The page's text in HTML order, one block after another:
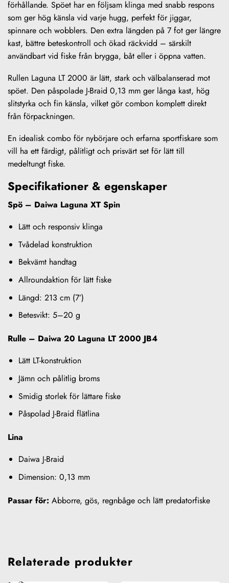
förhållande. Spöet har en följsam klinga med snabb respons
som ger hög känsla vid varje hugg, perfekt för jiggar,
spinnare och wobblers. Den extra längden på 7 fot ger längre
kast, bättre beteskontroll och ökad räckvidd – särskilt
användbart vid fiske från brygga, båt eller i öppna vatten.
Rullen Laguna LT 2000 är lätt, stark och välbalanserad mot
spöet. Den påspolade J-Braid 0,13 mm ger långa kast, hög
slitstyrka och fin känsla, vilket gör combon komplett direkt
från förpackningen.
En idealisk combo för nybörjare och erfarna sportfiskare som
vill ha ett färdigt, pålitligt och prisvärt set för lätt till
medeltungt fiske.
Specifikationer & egenskaper
Spö – Daiwa Laguna XT Spin
Lätt och responsiv klinga
Tvådelad konstruktion
Bekvämt handtag
Allroundaktion för lätt fiske
Längd: 213 cm (7’)
Betesvikt: 5–20 g
Rulle – Daiwa 20 Laguna LT 2000 JB4
Lätt LT-konstruktion
Jämn och pålitlig broms
Smidig storlek för lättare fiske
Påspolad J-Braid flätlina
Lina
Daiwa J-Braid
Dimension: 0,13 mm
Passar för: Abborre, gös, regnbåge och lätt predatorfiske
Relaterade produkter